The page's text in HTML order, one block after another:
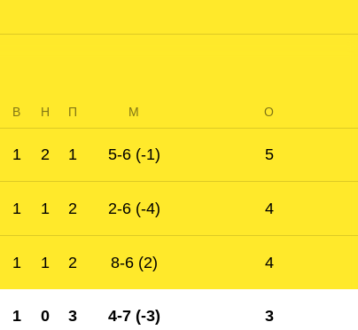
В Н П М О
1 2 1 5-6 (-1) 5
1 1 2 2-6 (-4) 4
1 1 2 8-6 (2) 4
1 0 3 4-7 (-3) 3